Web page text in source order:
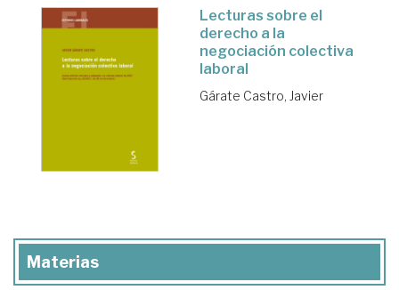
Lecturas sobre el
derecho a la
negociación colectiva
laboral
Gárate Castro, Javier
Materias